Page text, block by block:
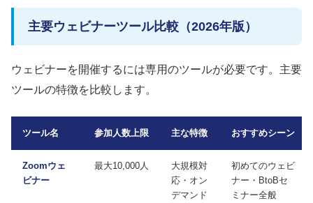
主要ウェビナーツール比較（2026年版）
ウェビナーを開催するには専用のツールが必要です。主要
ツールの特徴を比較します。
ツール名 参加人数上限 主な特徴 おすすめシーン
Zoomウェ
ビナー
最大10,000人
大規模対
応・オン
デマンド
初めてのウェビ
ナー・BtoBセ
ミナー全般